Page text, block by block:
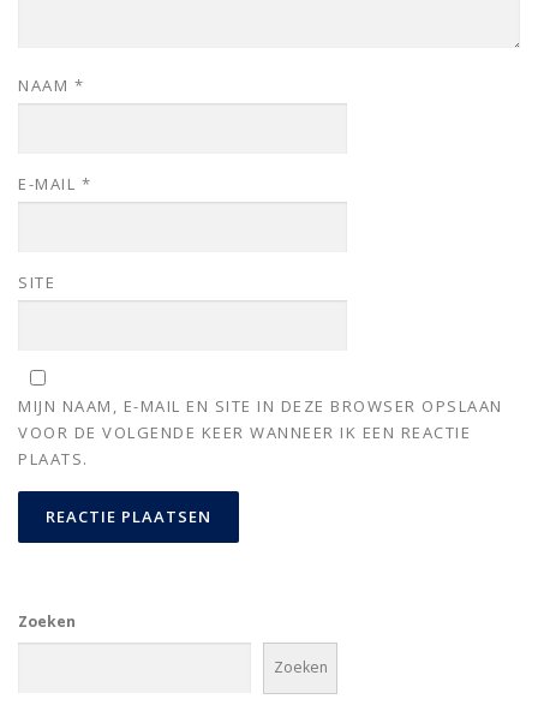
NAAM *
E-MAIL *
SITE
MIJN NAAM, E-MAIL EN SITE IN DEZE BROWSER OPSLAAN
VOOR DE VOLGENDE KEER WANNEER IK EEN REACTIE
PLAATS.
Zoeken
Zoeken